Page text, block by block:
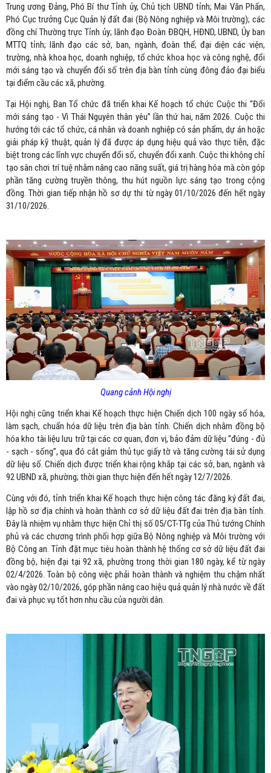
Trung ương Đảng, Phó Bí thư Tỉnh ủy, Chủ tịch UBND tỉnh; Mai Văn Phấn,
Phó Cục trưởng Cục Quản lý đất đai (Bộ Nông nghiệp và Môi trường); các
đồng chí Thường trực Tỉnh ủy; lãnh đạo Đoàn ĐBQH, HĐND, UBND, Ủy ban
MTTQ tỉnh; lãnh đạo các sở, ban, ngành, đoàn thể; đại diện các viện,
trường, nhà khoa học, doanh nghiệp, tổ chức khoa học và công nghệ, đổi
mới sáng tạo và chuyển đổi số trên địa bàn tỉnh cùng đông đảo đại biểu
tại điểm cầu các xã, phường.
Tại Hội nghị, Ban Tổ chức đã triển khai Kế hoạch tổ chức Cuộc thi “Đổi
mới sáng tạo - Vì Thái Nguyên thân yêu” lần thứ hai, năm 2026. Cuộc thi
hướng tới các tổ chức, cá nhân và doanh nghiệp có sản phẩm, dự án hoặc
giải pháp kỹ thuật, quản lý đã được áp dụng hiệu quả vào thực tiễn, đặc
biệt trong các lĩnh vực chuyển đổi số, chuyển đổi xanh. Cuộc thi không chỉ
tạo sân chơi trí tuệ nhằm nâng cao năng suất, giá trị hàng hóa mà còn góp
phần tăng cường truyền thông, thu hút nguồn lực sáng tạo trong cộng
đồng. Thời gian tiếp nhận hồ sơ dự thi từ ngày 01/10/2026 đến hết ngày
31/10/2026.
Quang cảnh Hội nghị
Hội nghị cũng triển khai Kế hoạch thực hiện Chiến dịch 100 ngày số hóa,
làm sạch, chuẩn hóa dữ liệu trên địa bàn tỉnh. Chiến dịch nhằm đồng bộ
hóa kho tài liệu lưu trữ tại các cơ quan, đơn vị, bảo đảm dữ liệu “đúng - đủ
- sạch - sống”, qua đó cắt giảm thủ tục giấy tờ và tăng cường tái sử dụng
dữ liệu số. Chiến dịch được triển khai rộng khắp tại các sở, ban, ngành và
92 UBND xã, phường; thời gian thực hiện đến hết ngày 12/7/2026.
Cùng với đó, tỉnh triển khai Kế hoạch thực hiện công tác đăng ký đất đai,
lập hồ sơ địa chính và hoàn thành cơ sở dữ liệu đất đai trên địa bàn tỉnh.
Đây là nhiệm vụ nhằm thực hiện Chỉ thị số 05/CT-TTg của Thủ tướng Chính
phủ và các chương trình phối hợp giữa Bộ Nông nghiệp và Môi trường với
Bộ Công an. Tỉnh đặt mục tiêu hoàn thành hệ thống cơ sở dữ liệu đất đai
đồng bộ, hiện đại tại 92 xã, phường trong thời gian 180 ngày, kể từ ngày
02/4/2026. Toàn bộ công việc phải hoàn thành và nghiệm thu chậm nhất
vào ngày 02/10/2026, góp phần nâng cao hiệu quả quản lý nhà nước về đất
đai và phục vụ tốt hơn nhu cầu của người dân.